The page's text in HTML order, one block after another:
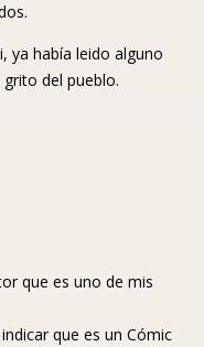
ya había leido alguno
del pueblo.
que es uno de mis
que es un Cómic